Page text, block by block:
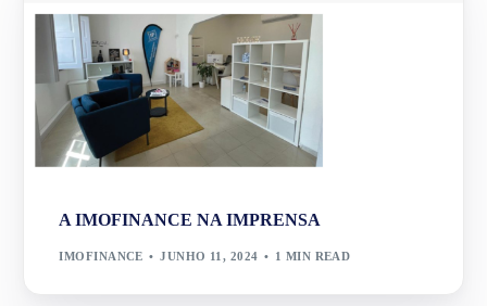
A IMOFINANCE NA IMPRENSA
IMOFINANCE JUNHO 11, 2024 1 MIN READ